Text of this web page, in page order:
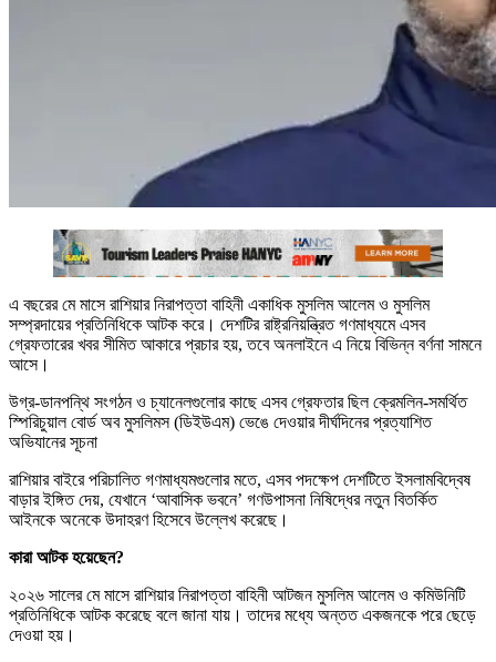
এ বছরের মে মাসে রাশিয়ার নিরাপত্তা বাহিনী একাধিক মুসলিম আলেম ও মুসলিম
সম্প্রদায়ের প্রতিনিধিকে আটক করে। দেশটির রাষ্ট্রনিয়ন্ত্রিত গণমাধ্যমে এসব
গ্রেফতারের খবর সীমিত আকারে প্রচার হয়, তবে অনলাইনে এ নিয়ে বিভিন্ন বর্ণনা সামনে
আসে।
উগ্র-ডানপন্থি সংগঠন ও চ্যানেলগুলোর কাছে এসব গ্রেফতার ছিল ক্রেমলিন-সমর্থিত
স্পিরিচুয়াল বোর্ড অব মুসলিমস (ডিইউএম) ভেঙে দেওয়ার দীর্ঘদিনের প্রত্যাশিত
অভিযানের সূচনা
রাশিয়ার বাইরে পরিচালিত গণমাধ্যমগুলোর মতে, এসব পদক্ষেপ দেশটিতে ইসলামবিদ্বেষ
বাড়ার ইঙ্গিত দেয়, যেখানে ‘আবাসিক ভবনে’ গণউপাসনা নিষিদ্ধের নতুন বিতর্কিত
আইনকে অনেকে উদাহরণ হিসেবে উল্লেখ করেছে।
কারা আটক হয়েছেন?
২০২৬ সালের মে মাসে রাশিয়ার নিরাপত্তা বাহিনী আটজন মুসলিম আলেম ও কমিউনিটি
প্রতিনিধিকে আটক করেছে বলে জানা যায়। তাদের মধ্যে অন্তত একজনকে পরে ছেড়ে
দেওয়া হয়।